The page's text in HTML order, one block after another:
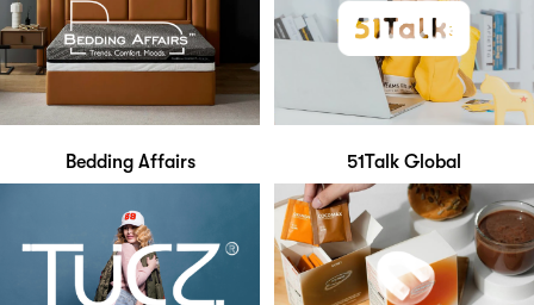
Bedding Affairs 51Talk Global